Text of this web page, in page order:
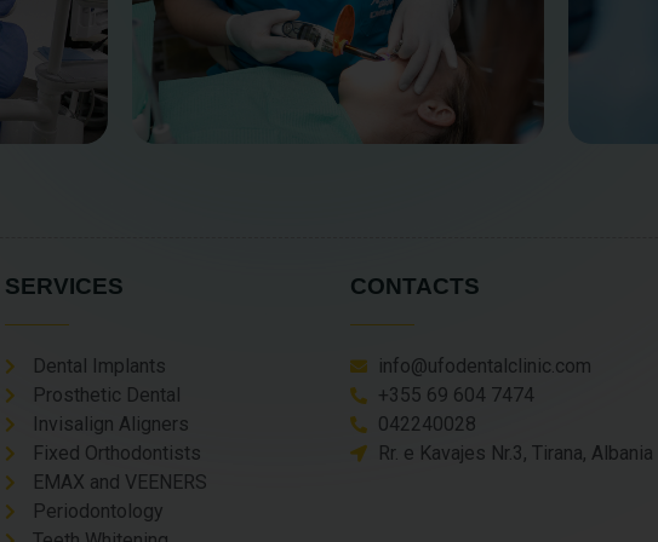
SERVICES
Dental Implants
Prosthetic Dental
Invisalign Aligners
Fixed Orthodontists
EMAX and VEENERS
Periodontology
CONTACTS
info@ufodentalclinic.com
+355 69 604 7474
042240028
Rr. e Kavajes Nr.3, Tirana, Albania